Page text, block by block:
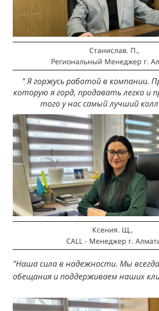
Станислав. П.,
Региональный Менеджер г.
" Я горжусь работой в компании.
которую я горд, продавать легко и
того у нас самый лучший
Ксения. Щ.,
CALL - Менеджер г.
"Наша сила в надежности. Мы
обещания и поддерживаем наших